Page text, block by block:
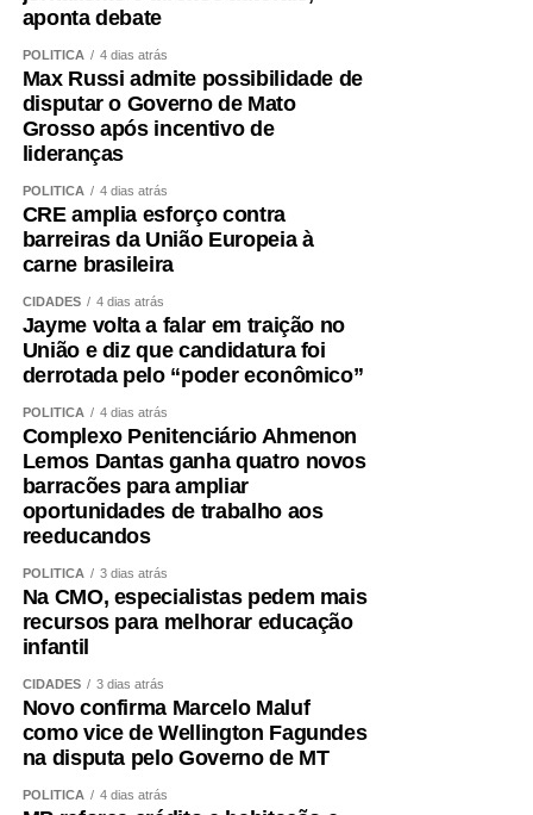
O primeiro passo é avaliar mais do que o peso.
Circunferência abdominal, composição corporal, força de
preensão, velocidade da marcha, capacidade funcional e
exames cardiometabólicos ajudam a identificar riscos que
o IMC isolado não mostra.
O treinamento de força deve ocupar posição central.
Caminhar é importante, mas pode não ser suficiente para
preservar ou recuperar massa muscular. Exercícios
resistidos, progressivos e individualizados são
fundamentais.
A alimentação também precisa garantir quantidade
adequada de proteínas e energia, distribuídas ao longo
do dia e ajustadas à idade, função renal, rotina e
condição clínica.
Além disso, é essencial tratar fatores que aceleram a
perda muscular e o envelhecimento vascular, como
sedentarismo, diabetes, hipertensão, alterações do sono,
tabagismo e obesidade visceral.
Envelhecer bem ,exige
preservar força
pode ser fragmentado. Peso, metabolismo, coração,
aponta debate
POLÍTICA 4 dias atrás
Max Russi admite possibilidade de
disputar o Governo de Mato
Grosso após incentivo de
lideranças
POLÍTICA 4 dias atrás
CRE amplia esforço contra
barreiras da União Europeia à
carne brasileira
CIDADES 4 dias atrás
Jayme volta a falar em traição no
União e diz que candidatura foi
derrotada pelo “poder econômico”
POLÍTICA 4 dias atrás
Complexo Penitenciário Ahmenon
Lemos Dantas ganha quatro novos
barracões para ampliar
oportunidades de trabalho aos
reeducandos
POLÍTICA 3 dias atrás
Na CMO, especialistas pedem mais
recursos para melhorar educação
infantil
CIDADES 3 dias atrás
Novo confirma Marcelo Maluf
como vice de Wellington Fagundes
na disputa pelo Governo de MT
POLÍTICA 4 dias atrás